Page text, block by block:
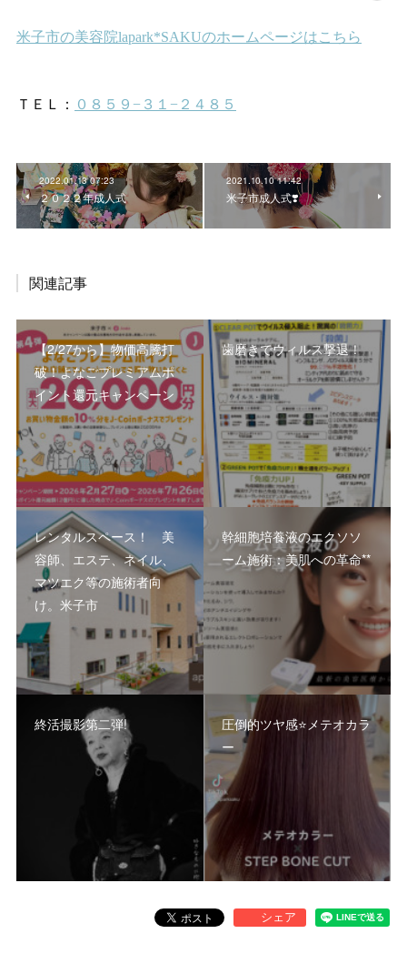
2022.01.13 07:23
２０２２年成人式
2021.10.10 11:42
米子市成人式❣️
関連記事
【2/27から】物価高騰打
破！よなごプレミアムポ
イント還元キャンペーン
歯磨きでウィルス撃退！
レンタルスペース！ 美
容師、エステ、ネイル、
マツエク等の施術者向
け。米子市
幹細胞培養液のエクソソ
ーム施術：美肌への革命**
終活撮影第二弾!
圧倒的ツヤ感⭐️メテオカラ
ー